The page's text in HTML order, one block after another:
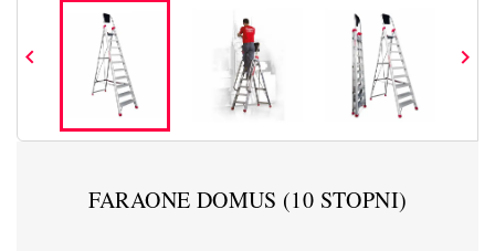
 
FARAONE DOMUS (10 STOPNI)